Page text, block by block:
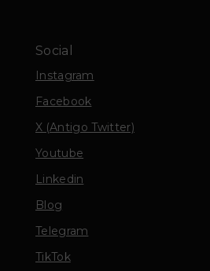
Social
Instagram
Facebook
X (Antigo Twitter)
Youtube
Linkedin
Blog
Telegram
TikTok